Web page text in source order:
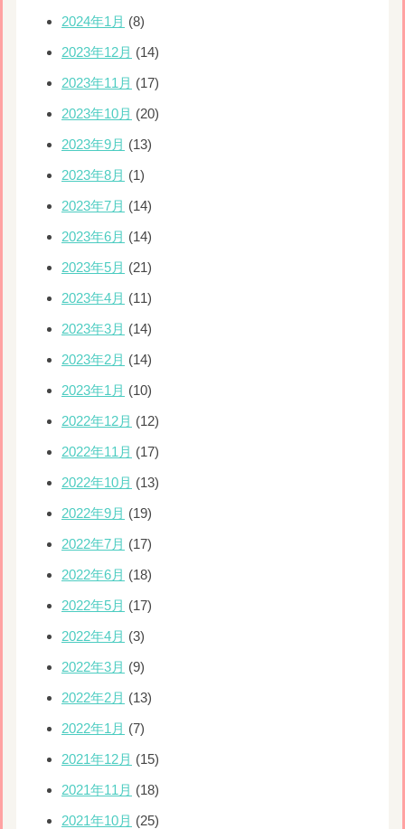
2024年1月 (8)
2023年12月 (14)
2023年11月 (17)
2023年10月 (20)
2023年9月 (13)
2023年8月 (1)
2023年7月 (14)
2023年6月 (14)
2023年5月 (21)
2023年4月 (11)
2023年3月 (14)
2023年2月 (14)
2023年1月 (10)
2022年12月 (12)
2022年11月 (17)
2022年10月 (13)
2022年9月 (19)
2022年7月 (17)
2022年6月 (18)
2022年5月 (17)
2022年4月 (3)
2022年3月 (9)
2022年2月 (13)
2022年1月 (7)
2021年12月 (15)
2021年11月 (18)
2021年10月 (25)